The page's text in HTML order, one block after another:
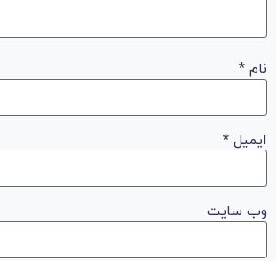
نام *
ایمیل *
وب‌ سایت